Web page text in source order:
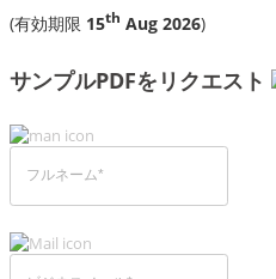
(有効期限 15th Aug 2026)
サンプルPDFをリクエスト